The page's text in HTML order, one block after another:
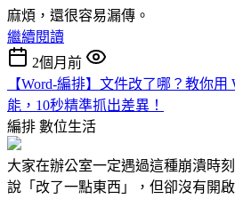
麻煩，還很容易漏傳。
繼續閱讀
2個月前
【Word-編排】文件改了哪？教你用
能，10秒精準抓出差異！
編排 數位生活
大家在辦公室一定遇過這種崩潰時
說「改了一點東西」，但卻沒有開